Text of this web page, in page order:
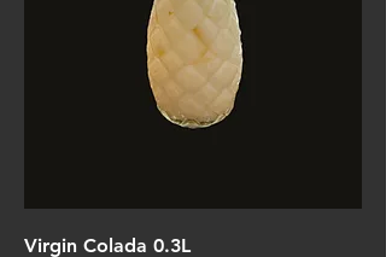
Virgin Colada 0.3L